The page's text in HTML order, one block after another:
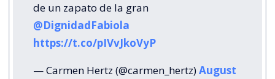
de un zapato de la gran
@DignidadFabiola
https://t.co/pIVvJkoVyP
— Carmen Hertz (@carmen_hertz)August